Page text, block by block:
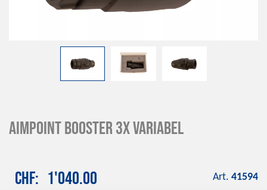
AIMPOINT Booster 3x Variabel
CHF 1'040.00 Art. 41594